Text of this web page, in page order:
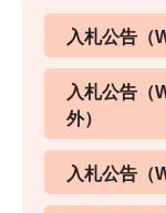
入札公告（
入札公告（
外）
入札公告（